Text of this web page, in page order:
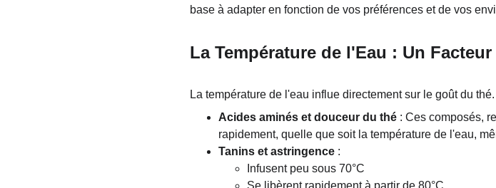
base à adapter en fonction de vos préférences et de vos
La Température de l'Eau : Un
La température de l'eau influe directement sur le goût du
Acides aminés et douceur du thé : Ces composés,
rapidement, quelle que soit la température de l'eau,
Tanins et astringence :
Infusent peu sous 70°C
Se libèrent rapidement à partir de 80°C